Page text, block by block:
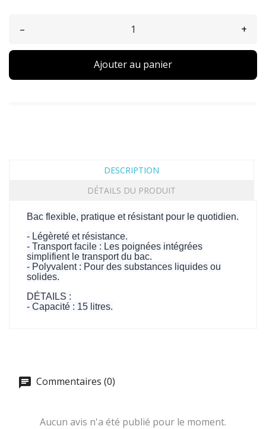
– +
Ajouter au panier
DESCRIPTION
DÉTAILS DU PRODUIT
Bac flexible, pratique et résistant pour le quotidien.
- Légèreté et résistance.
- Transport facile : Les poignées intégrées
simplifient le transport du bac.
- Polyvalent : Pour des substances liquides ou
solides.
DÉTAILS :
- Capacité : 15 litres.
Commentaires (0)
Aucun avis n'a été publié pour le moment.